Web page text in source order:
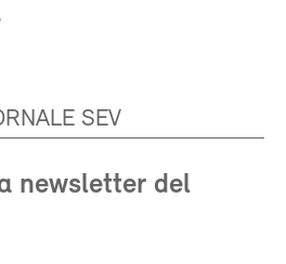
SEV
newsletter del